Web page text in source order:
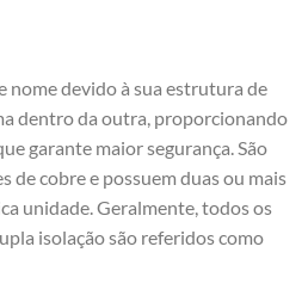
nome devido à sua estrutura de
dentro da outra, proporcionando
garante maior segurança. São
de cobre e possuem duas ou mais
unidade. Geralmente, todos os
isolação são referidos como